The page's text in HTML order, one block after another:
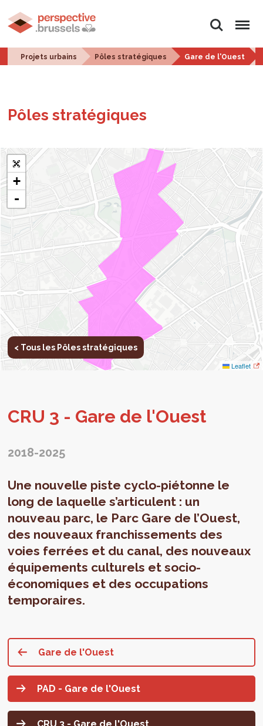
Rechercher
Menu
Projets urbains Pôles stratégiques Gare de l'Ouest
Pôles stra­té­giques
+
-
Leaflet
< Tous les Pôles stratégiques
CRU 3 - Gare de l'Ouest
2018-2025
Une nouvelle piste cyclo-piétonne le
long de laquelle s’articulent : un
nouveau parc, le Parc Gare de l’Ouest,
des nouveaux franchissements des
voies ferrées et du canal, des nouveaux
équipements culturels et socio-
économiques et des occupations
temporaires.
Gare de l'Ouest
PAD - Gare de l'Ouest